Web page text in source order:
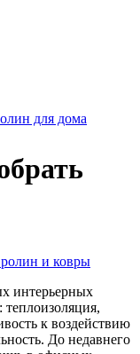
для дома
и ковры
интерьерных
к воздействию
До недавнего